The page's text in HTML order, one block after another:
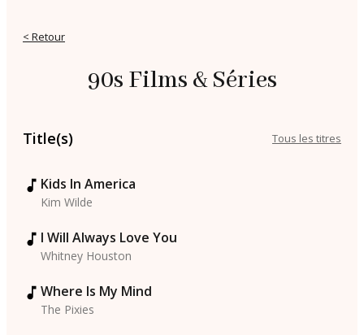
< Retour
90s Films & Séries
Title(s) Tous les titres
Kids In America
Kim Wilde
I Will Always Love You
Whitney Houston
Where Is My Mind
The Pixies